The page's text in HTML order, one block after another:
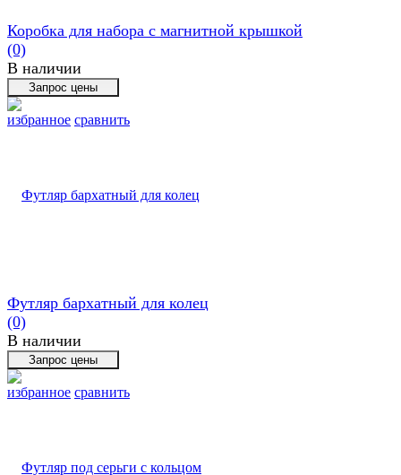
избранное сравнить
Коробка для набора с магнитной крышкой
(0)
В наличии
избранное сравнить
Футляр бархатный для колец
(0)
В наличии